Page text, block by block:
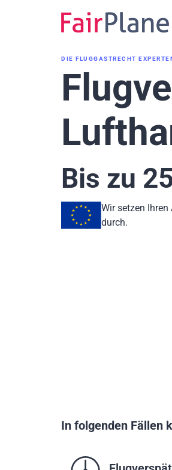
DIE FLUGGASTRECHT
Bis zu
Wir setzen
durch.
In folgenden Fällen